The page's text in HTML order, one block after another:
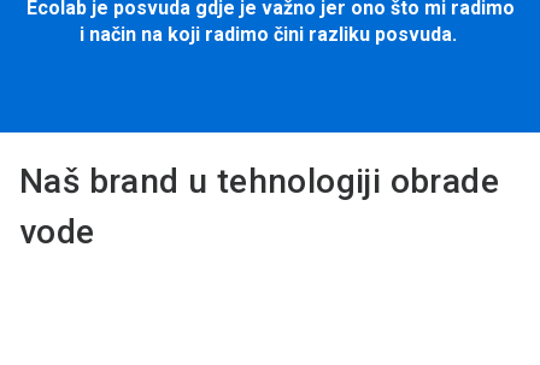
Ecolab je posvuda gdje je važno jer ono što mi radimo
i način na koji radimo čini razliku posvuda.
Naš brand u tehnologiji obrade
vode